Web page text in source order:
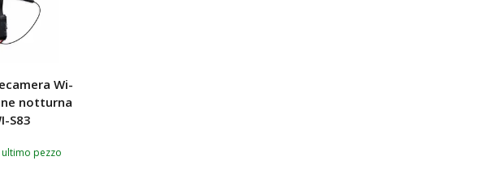
Wi-
notturna
S83
pezzo